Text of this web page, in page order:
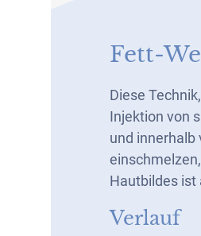
Fett-
Diese
Injektion von
und innerhalb
Hautbildes ist
Verlauf